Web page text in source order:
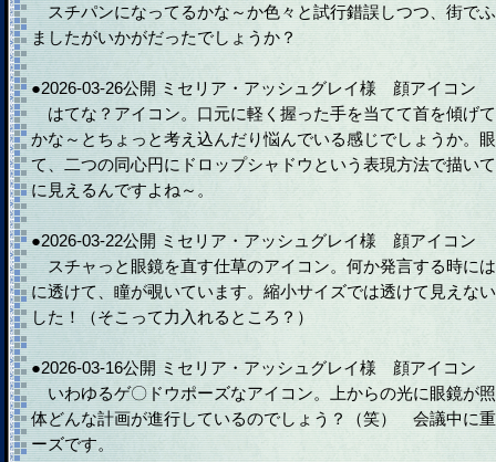
スチパンになってるかな～か色々と試行錯誤しつつ、街で
ましたがいかがだったでしょうか？
●2026-03-26公開 ミセリア・アッシュグレイ様 顔アイコン
はてな？アイコン。口元に軽く握った手を当てて首を傾げ
かな～とちょっと考え込んだり悩んでいる感じでしょうか。
て、二つの同心円にドロップシャドウという表現方法で描い
に見えるんですよね～。
●2026-03-22公開 ミセリア・アッシュグレイ様 顔アイコン
スチャっと眼鏡を直す仕草のアイコン。何か発言する時に
に透けて、瞳が覗いています。縮小サイズでは透けて見えな
した！（そこって力入れるところ？）
●2026-03-16公開 ミセリア・アッシュグレイ様 顔アイコン
いわゆるゲ〇ドウポーズなアイコン。上からの光に眼鏡が
体どんな計画が進行しているのでしょう？（笑） 会議中に
ーズです。